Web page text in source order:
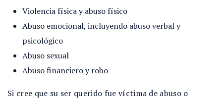
Violencia física y abuso físico
Abuso emocional, incluyendo abuso verbal y
psicológico
Abuso sexual
Abuso financiero y robo
Si cree que su ser querido fue víctima de abuso o